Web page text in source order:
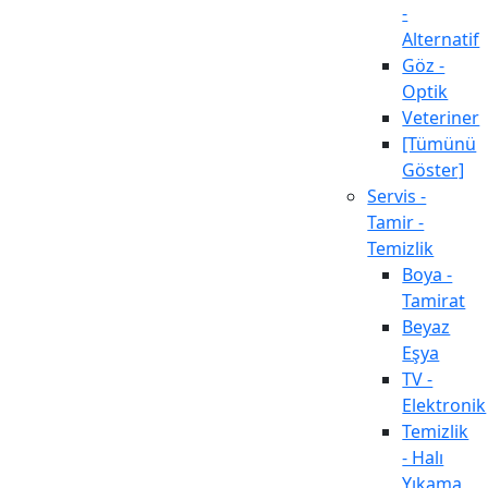
-
Alternatif
Göz -
Optik
Veteriner
[Tümünü
Göster]
Servis -
Tamir -
Temizlik
Boya -
Tamirat
Beyaz
Eşya
TV -
Elektronik
Temizlik
- Halı